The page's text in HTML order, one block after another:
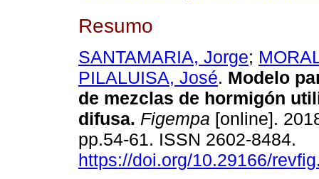
Resumo
SANTAMARIA, Jorge;
PILALUISA, José. Modelo
de mezclas de hormigón
difusa. Figempa [online].
pp.54-61. ISSN 2602-8484.
https://doi.org/10.29166/